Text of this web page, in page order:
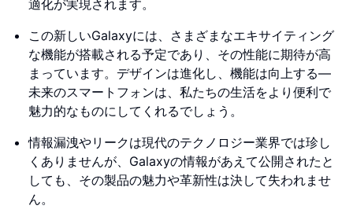
適化が実現されます。
この新しいGalaxyには、さまざまなエキサイティング
な機能が搭載される予定であり、その性能に期待が高
まっています。デザインは進化し、機能は向上する―
未来のスマートフォンは、私たちの生活をより便利で
魅力的なものにしてくれるでしょう。
情報漏洩やリークは現代のテクノロジー業界では珍し
くありませんが、Galaxyの情報があえて公開されたと
しても、その製品の魅力や革新性は決して失われませ
ん。